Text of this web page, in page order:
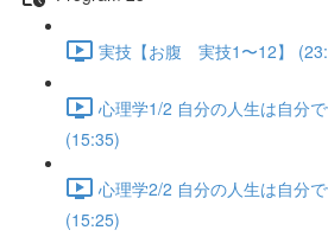
実技【お腹 実技1〜12】
心理学1/2 自分の人生は自分
(15:35)
心理学2/2 自分の人生は自分
(15:25)